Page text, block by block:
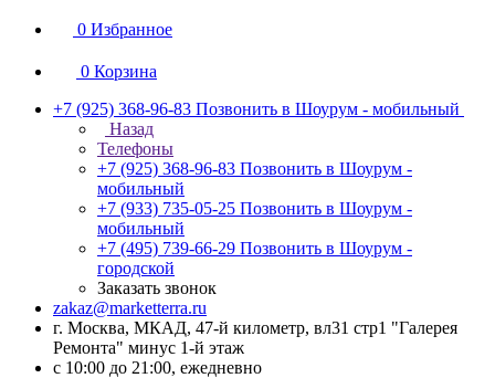
0 Избранное
0 Корзина
+7 (925) 368-96-83 Позвонить в Шоурум - мобильный
Назад
Телефоны
+7 (925) 368-96-83 Позвонить в Шоурум -
мобильный
+7 (933) 735-05-25 Позвонить в Шоурум -
мобильный
+7 (495) 739-66-29 Позвонить в Шоурум -
городской
Заказать звонок
zakaz@marketterra.ru
г. Москва, МКАД, 47-й километр, вл31 стр1 "Галерея
Ремонта" минус 1-й этаж
с 10:00 до 21:00, ежедневно